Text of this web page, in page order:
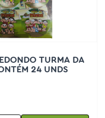
TURMA DA
24 UNDS